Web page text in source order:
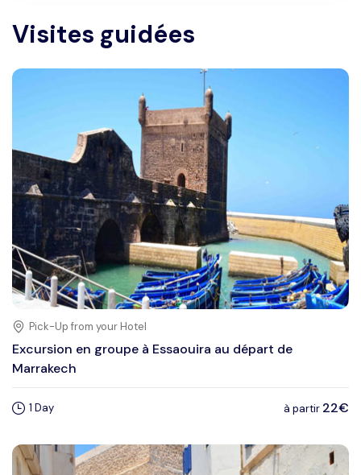
Visites guidées
Pick-Up from your Hotel
Excursion en groupe à Essaouira au départ de
Marrakech
1 Day à partir 22€